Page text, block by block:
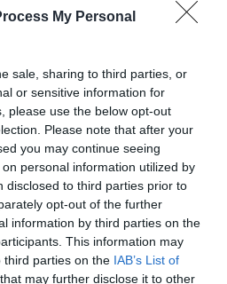
My Personal
sale, sharing to third parties, or
or sensitive information for
please use the below opt-out
Please note that after your
you may continue seeing
personal information utilized by
disclosed to third parties prior to
opt-out of the further
information by third parties on the
This information may
third parties on the IAB’s List of
that may further disclose it to other
LIRE L'ARTICLE
D'ARTICLES
UN DON